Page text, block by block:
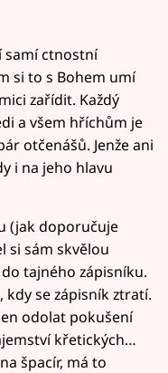
samí ctnostní
si to s Bohem umí
zařídit. Každý
a všem hříchům je
otčenášů. Jenže ani
i na jeho hlavu
(jak doporučuje
si sám skvělou
tajného zápisníku.
kdy se zápisník ztratí.
odolat pokušení
křetických…
špacír, má to